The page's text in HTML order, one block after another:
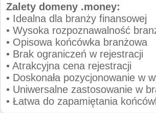
Zalety domeny .money:
• Idealna dla branży finansowej
• Wysoka rozpoznawalność
• Opisowa końcówka branżowa
• Brak ograniczeń w rejestracji
• Atrakcyjna cena rejestracji
• Doskonała pozycjonowanie w
• Uniwersalne zastosowanie w
• Łatwa do zapamiętania